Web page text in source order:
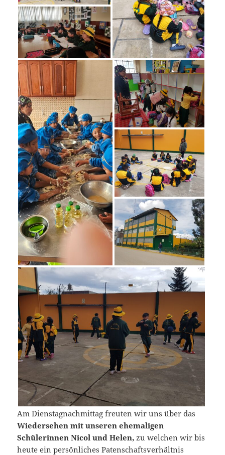
Am Dienstagnachmittag freuten wir uns über das
Wiedersehen mit unseren ehemaligen
Schülerinnen Nicol und Helen, zu welchen wir bis
heute ein persönliches Patenschaftsverhältnis